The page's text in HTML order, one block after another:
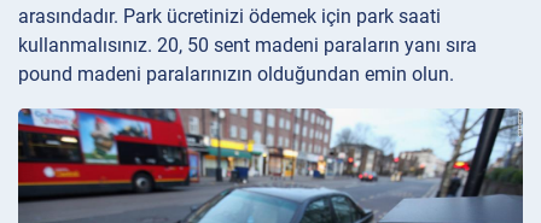
arasındadır. Park ücretinizi ödemek için park saati
kullanmalısınız. 20, 50 sent madeni paraların yanı sıra
pound madeni paralarınızın olduğundan emin olun.